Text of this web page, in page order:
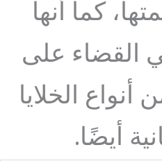
كما أنها
القضاء على
أنواع الخلايا
أيضًا.